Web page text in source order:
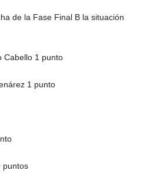
de la Fase Final B la situación
1 punto
1 punto